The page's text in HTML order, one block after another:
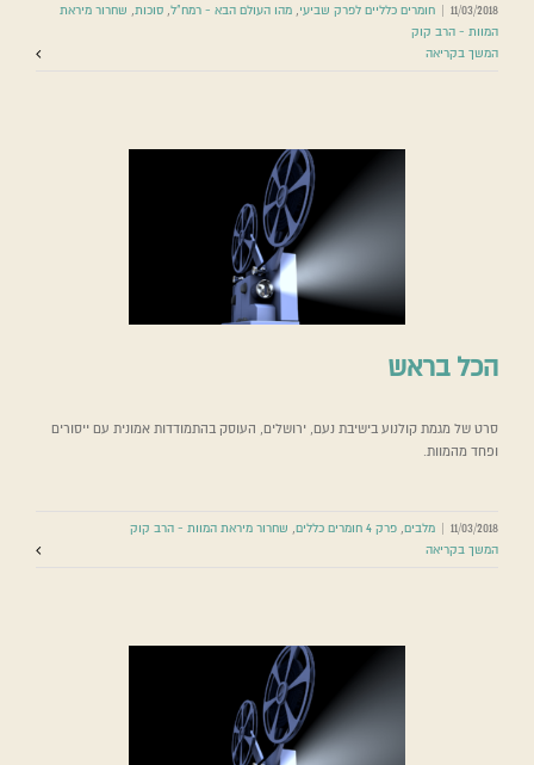
11/03/2018
| חומרים כלליים לפרק שביעי, מהו העולם הבא - רמח"ל, סוכות, שחרור מיראת
המוות - הרב קוק
המשך בקריאה
הכל בראש
סרט של מגמת קולנוע בישיבת נעם, ירושלים, העוסק בהתמודדות אמונית עם ייסורים
ופחד מהמוות.
11/03/2018
| מלבים, פרק 4 חומרים כללים , שחרור מיראת המוות - הרב קוק
המשך בקריאה